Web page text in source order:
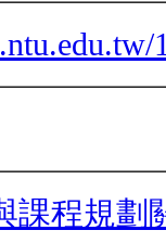
課程規劃